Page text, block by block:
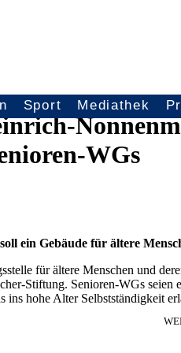
Sport Mediathek
WGs
ein Gebäude für ältere
für ältere Menschen und
Stiftung. Senioren-WGs seien
ins hohe Alter Selbstständigkeit